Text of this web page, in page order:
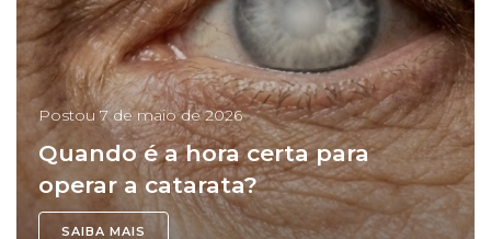
Postou 7 de maio de 2026
Quando é a hora certa para
operar a catarata?
SAIBA MAIS